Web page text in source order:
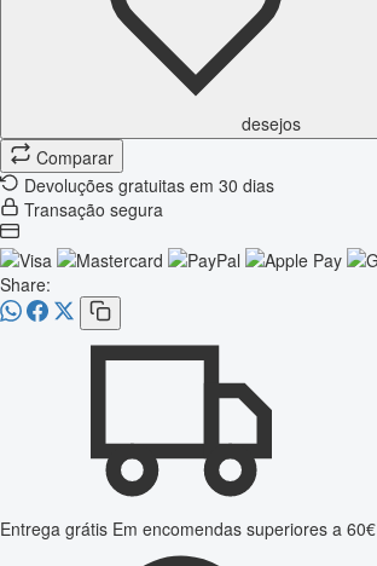
desejos
Comparar
Devoluções gratuitas em 30 dias
Transação segura
Share:
Entrega grátis Em encomendas superiores a 60€